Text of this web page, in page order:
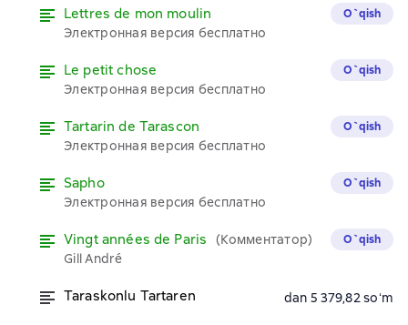
Lettres de mon moulin
Электронная версия бесплатно
O`qish
Le petit chose
Электронная версия бесплатно
O`qish
Tartarin de Tarascon
Электронная версия бесплатно
O`qish
Sapho
Электронная версия бесплатно
O`qish
Vingt années de Paris
(Комментатор)
Gill André
O`qish
Taraskonlu Tartaren dan 5 379,82 soʻm